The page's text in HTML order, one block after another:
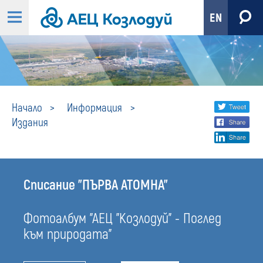
EN
Начало
Информация
Издания
Издания
Share
social
media
Списание "ПЪРВА АТОМНА"
Фотоалбум "АЕЦ "Козлодуй" - Поглед
към природата"